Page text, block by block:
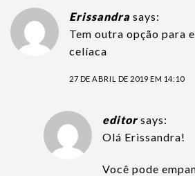
Erissandra says:
Tem outra opção para
celíaca
27 DE ABRIL DE 2019 EM 14:10
editor says:
Olá Erissandra!
Você pode